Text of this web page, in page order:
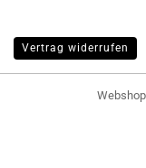
Vertrag widerrufen